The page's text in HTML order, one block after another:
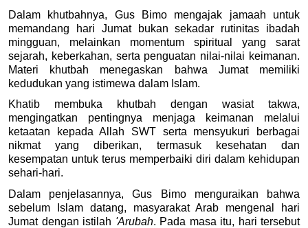
Dalam khutbahnya, Gus Bimo mengajak jamaah untuk
memandang hari Jumat bukan sekadar rutinitas ibadah
mingguan, melainkan momentum spiritual yang sarat
sejarah, keberkahan, serta penguatan nilai-nilai keimanan.
Materi khutbah menegaskan bahwa Jumat memiliki
kedudukan yang istimewa dalam Islam.
Khatib membuka khutbah dengan wasiat takwa,
mengingatkan pentingnya menjaga keimanan melalui
ketaatan kepada Allah SWT serta mensyukuri berbagai
nikmat yang diberikan, termasuk kesehatan dan
kesempatan untuk terus memperbaiki diri dalam kehidupan
sehari-hari.
Dalam penjelasannya, Gus Bimo menguraikan bahwa
sebelum Islam datang, masyarakat Arab mengenal hari
Jumat dengan istilah 'Arubah. Pada masa itu, hari tersebut